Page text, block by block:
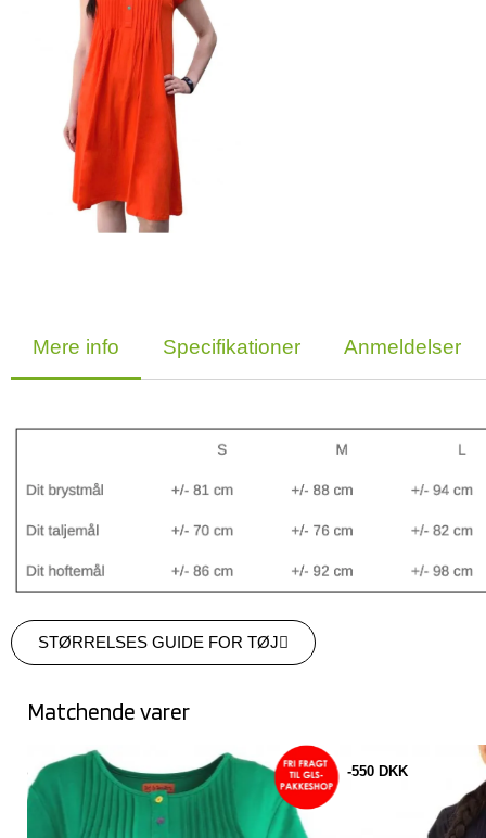
Mere info Specifikationer Anmeldelser
STØRRELSES GUIDE FOR TØJ
Matchende varer
-550 DKK -550 DKK